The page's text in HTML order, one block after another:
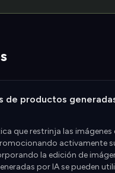
de productos
que restrinja las
activamente
la edición de
por IA se pueden